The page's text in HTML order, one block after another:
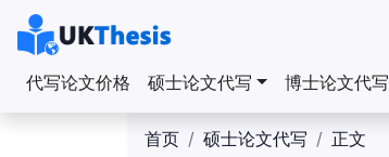
代写论文价格 硕士论文代写 博士论文代写
首页 硕士论文代写 正文